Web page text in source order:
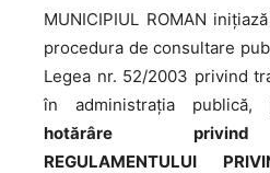
MUNICIPIUL ROMAN
procedura de consultare
Legea nr. 52/2003 privind
în administrația
hotărâre privind
REGULAMENTULUI